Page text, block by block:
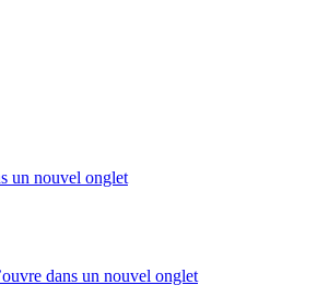
un nouvel onglet
dans un nouvel onglet